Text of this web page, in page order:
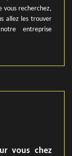
vous recherchez,
allez les trouver
entreprise
vous chez